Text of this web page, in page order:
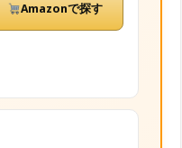
Amazonで探す